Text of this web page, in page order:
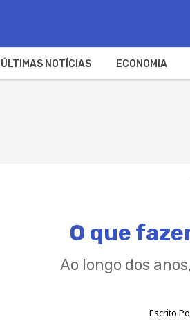
ÚLTIMAS NOTÍCIAS ECONOMIA
O que
Ao longo dos
Escrito